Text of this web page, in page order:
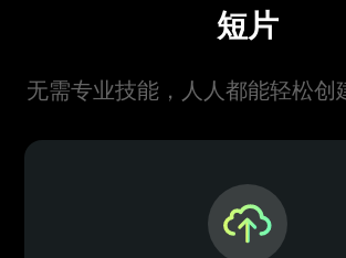
短片
无需专业技能，人人都能轻松创